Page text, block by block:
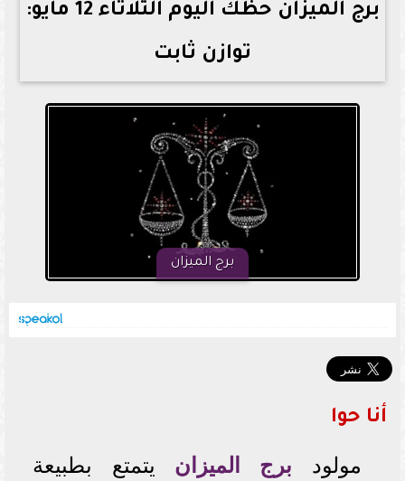
برج الميزان حظك اليوم الثلاثاء 12 مايو:
توازن ثابت
برج الميزان
أنا حوا
مولود برج الميزان يتمتع بطبيعة